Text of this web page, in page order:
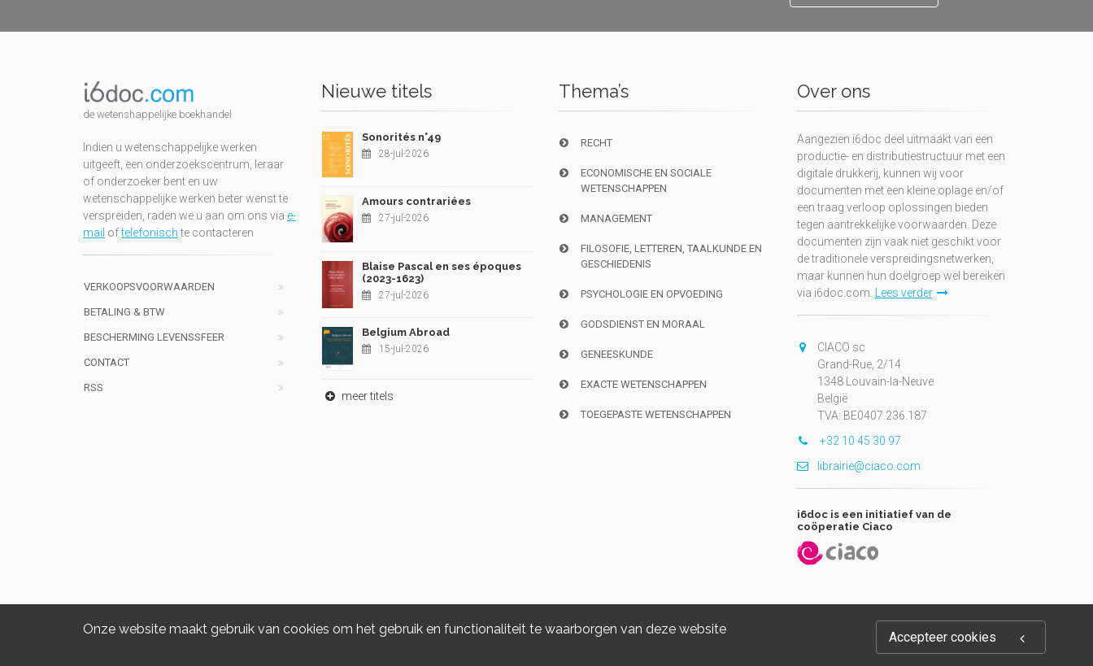
Onze website maakt gebruik van cookies om het gebruik en functionaliteit te waarborgen van deze website
Accepteer cookies
de wetenshappelijke boekhandel
Indien u wetenschappelijke werken
uitgeeft, een onderzoekscentrum, leraar
of onderzoeker bent en uw
wetenschappelijke werken beter wenst te
verspreiden, raden we u aan om ons via e-
mail oftelefonischte contacteren
VERKOOPSVOORWAARDEN
BETALING & BTW
BESCHERMING LEVENSSFEER
CONTACT
RSS
Nieuwe titels
Sonorités n°49
28-jul-2026
Amours contrariées
27-jul-2026
Blaise Pascal en ses époques
(2023-1623)
27-jul-2026
Belgium Abroad
15-jul-2026
meer titels
Thema’s
RECHT
ECONOMISCHE EN SOCIALE
WETENSCHAPPEN
MANAGEMENT
FILOSOFIE, LETTEREN, TAALKUNDE EN
GESCHIEDENIS
PSYCHOLOGIE EN OPVOEDING
GODSDIENST EN MORAAL
GENEESKUNDE
EXACTE WETENSCHAPPEN
TOEGEPASTE WETENSCHAPPEN
Over ons
Aangezien i6doc deel uitmaakt van een
productie- en distributiestructuur met een
digitale drukkerij, kunnen wij voor
documenten met een kleine oplage en/of
een traag verloop oplossingen bieden
tegen aantrekkelijke voorwaarden. Deze
documenten zijn vaak niet geschikt voor
de traditionele verspreidingsnetwerken,
maar kunnen hun doelgroep wel bereiken
via i6doc.com.
Lees verder
CIACO sc
Grand-Rue, 2/14
1348 Louvain-la-Neuve
België
TVA: BE0407.236.187
+32 10 45 30 97
librairie@ciaco.com
i6doc is een initiatief van de
coöperatie Ciaco